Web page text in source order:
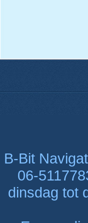
B-Bit
06-
dinsdag tot